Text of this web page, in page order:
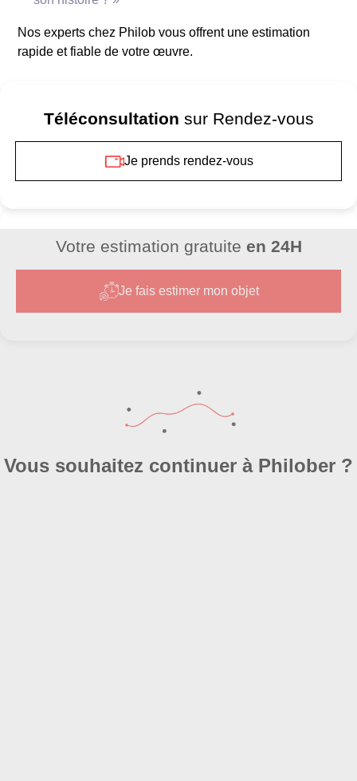
**Reconnaissance de l’oeuvre**
Nos experts chez Philob vous offrent une estimation
rapide et fiable de votre œuvre.
Téléconsultation sur Rendez-vous
Je prends rendez-vous
Votre estimation gratuite en 24H
Je fais estimer mon objet
Vous souhaitez continuer à Philober ?